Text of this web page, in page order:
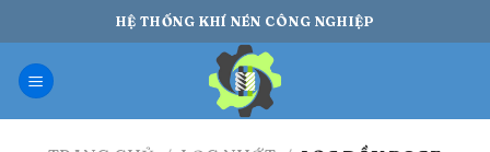
qua
nội
dung
HỆ THỐNG KHÍ NÉN CÔNG NGHIỆP